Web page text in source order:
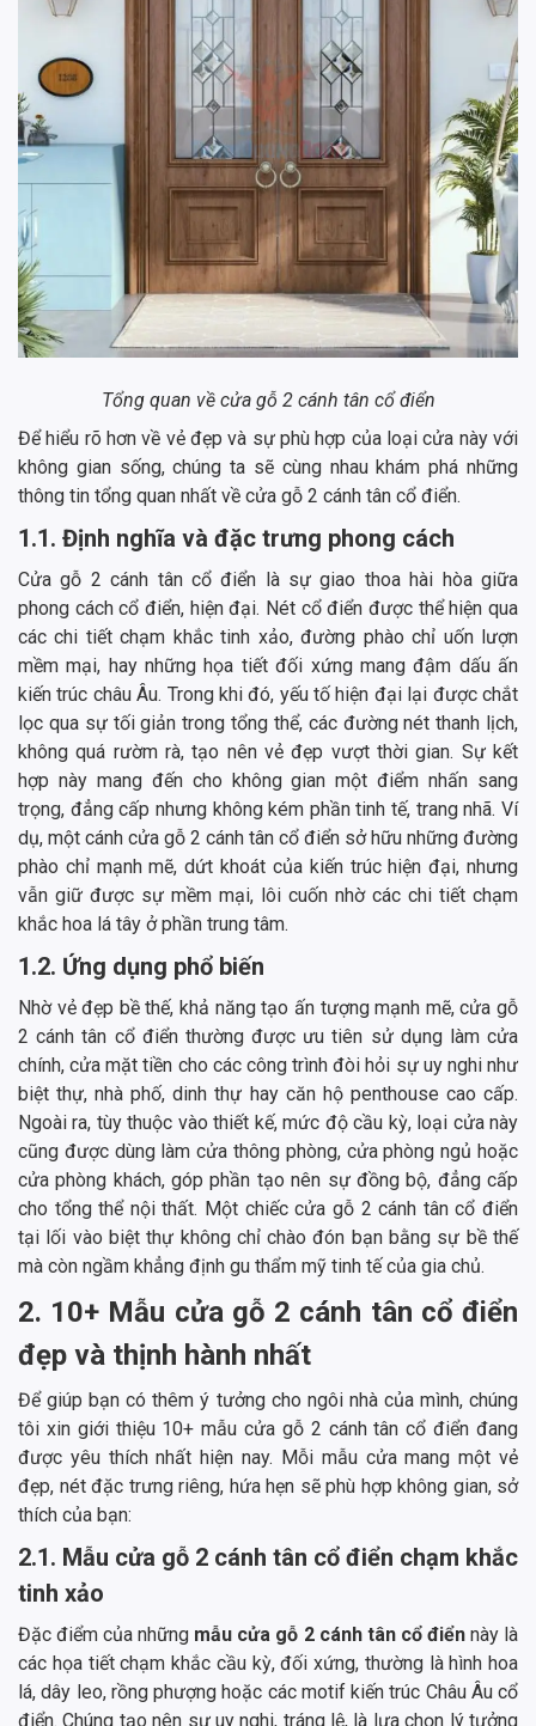
Tổng quan về cửa gỗ 2 cánh tân cổ điển
Để hiểu rõ hơn về vẻ đẹp và sự phù hợp của loại cửa này với
không gian sống, chúng ta sẽ cùng nhau khám phá những
thông tin tổng quan nhất về cửa gỗ 2 cánh tân cổ điển.
1.1. Định nghĩa và đặc trưng phong cách
Cửa gỗ 2 cánh tân cổ điển là sự giao thoa hài hòa giữa
phong cách cổ điển, hiện đại. Nét cổ điển được thể hiện qua
các chi tiết chạm khắc tinh xảo, đường phào chỉ uốn lượn
mềm mại, hay những họa tiết đối xứng mang đậm dấu ấn
kiến trúc châu Âu. Trong khi đó, yếu tố hiện đại lại được chắt
lọc qua sự tối giản trong tổng thể, các đường nét thanh lịch,
không quá rườm rà, tạo nên vẻ đẹp vượt thời gian. Sự kết
hợp này mang đến cho không gian một điểm nhấn sang
trọng, đẳng cấp nhưng không kém phần tinh tế, trang nhã. Ví
dụ, một cánh cửa gỗ 2 cánh tân cổ điển sở hữu những đường
phào chỉ mạnh mẽ, dứt khoát của kiến trúc hiện đại, nhưng
vẫn giữ được sự mềm mại, lôi cuốn nhờ các chi tiết chạm
khắc hoa lá tây ở phần trung tâm.
1.2. Ứng dụng phổ biến
Nhờ vẻ đẹp bề thế, khả năng tạo ấn tượng mạnh mẽ, cửa gỗ
2 cánh tân cổ điển thường được ưu tiên sử dụng làm cửa
chính, cửa mặt tiền cho các công trình đòi hỏi sự uy nghi như
biệt thự, nhà phố, dinh thự hay căn hộ penthouse cao cấp.
Ngoài ra, tùy thuộc vào thiết kế, mức độ cầu kỳ, loại cửa này
cũng được dùng làm cửa thông phòng, cửa phòng ngủ hoặc
cửa phòng khách, góp phần tạo nên sự đồng bộ, đẳng cấp
cho tổng thể nội thất. Một chiếc cửa gỗ 2 cánh tân cổ điển
tại lối vào biệt thự không chỉ chào đón bạn bằng sự bề thế
mà còn ngầm khẳng định gu thẩm mỹ tinh tế của gia chủ.
2. 10+ Mẫu cửa gỗ 2 cánh tân cổ điển
đẹp và thịnh hành nhất
Để giúp bạn có thêm ý tưởng cho ngôi nhà của mình, chúng
tôi xin giới thiệu 10+ mẫu cửa gỗ 2 cánh tân cổ điển đang
được yêu thích nhất hiện nay. Mỗi mẫu cửa mang một vẻ
đẹp, nét đặc trưng riêng, hứa hẹn sẽ phù hợp không gian, sở
thích của bạn:
2.1. Mẫu cửa gỗ 2 cánh tân cổ điển chạm khắc
tinh xảo
Đặc điểm của những mẫu cửa gỗ 2 cánh tân cổ điển này là
các họa tiết chạm khắc cầu kỳ, đối xứng, thường là hình hoa
lá, dây leo, rồng phượng hoặc các motif kiến trúc Châu Âu cổ
điển. Chúng tạo nên sự uy nghi, tráng lệ, là lựa chọn lý tưởng